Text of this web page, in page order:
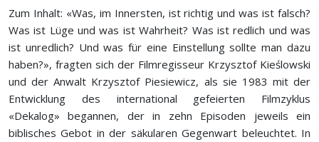
Zum Inhalt: «Was, im Innersten, ist richtig und was ist falsch?
Was ist Lüge und was ist Wahrheit? Was ist redlich und was
ist unredlich? Und was für eine Einstellung sollte man dazu
haben?», fragten sich der Filmregisseur Krzysztof Kieślowski
und der Anwalt Krzysztof Piesiewicz, als sie 1983 mit der
Entwicklung des international gefeierten Filmzyklus
«Dekalog» begannen, der in zehn Episoden jeweils ein
biblisches Gebot in der säkularen Gegenwart beleuchtet. In